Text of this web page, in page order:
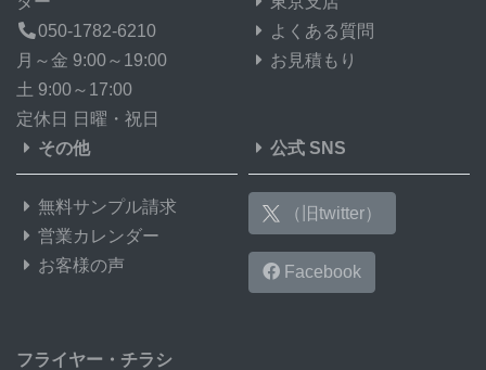
050-1782-6210
月～金 9:00～19:00
土 9:00～17:00
定休日 日曜・祝日
よくある質問
お見積もり
その他
無料サンプル請求
営業カレンダー
お客様の声
公式 SNS
（旧twitter）
Facebook
フライヤー・チラシ